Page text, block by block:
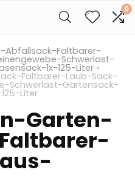
0
Abfallsack-Faltbarer-
Schwerlast-
1x-125-Liter »
Faltbarer-Laub-Sack-
Schwerlast-Gartensack-
Liter
Garten-